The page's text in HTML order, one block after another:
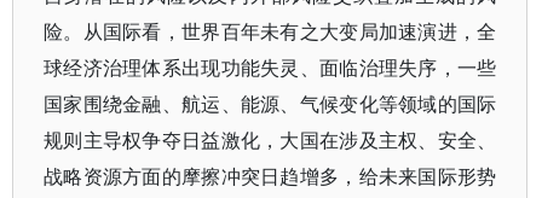
险。从国际看，世界百年未有之大变局加速演进，全
球经济治理体系出现功能失灵、面临治理失序，一些
国家围绕金融、航运、能源、气候变化等领域的国际
规则主导权争夺日益激化，大国在涉及主权、安全、
战略资源方面的摩擦冲突日趋增多，给未来国际形势